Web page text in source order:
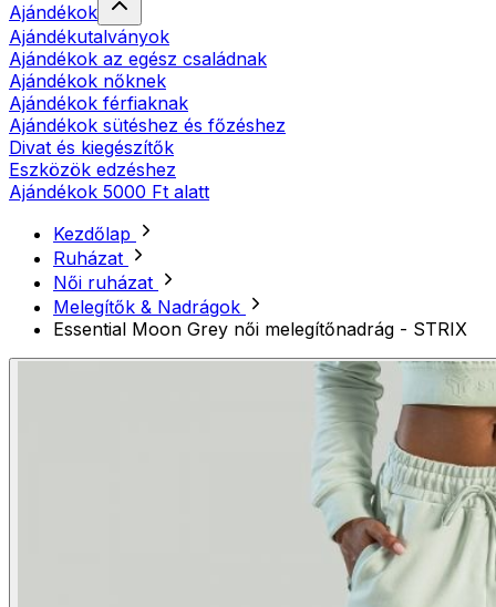
Ajándékok
Ajándékutalványok
Ajándékok az egész családnak
Ajándékok nőknek
Ajándékok férfiaknak
Ajándékok sütéshez és főzéshez
Divat és kiegészítők
Eszközök edzéshez
Ajándékok 5000 Ft alatt
Kezdőlap
Ruházat
Női ruházat
Melegítők & Nadrágok
Essential Moon Grey női melegítőnadrág - STRIX